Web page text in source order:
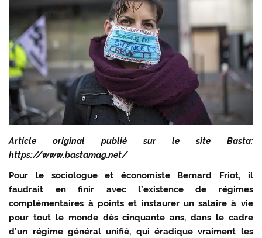
Article original publié sur le site Basta:
https://www.bastamag.net/
Pour le sociologue et économiste Bernard Friot, il
faudrait en finir avec l’existence de régimes
complémentaires à points et instaurer un salaire à vie
pour tout le monde dès cinquante ans, dans le cadre
d’un régime général unifié, qui éradique vraiment les